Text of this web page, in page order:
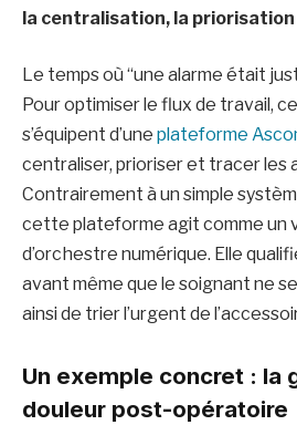
la centralisation, la
Le temps où “une alarme était
Pour optimiser le flux de travail,
s’équipent d’une plateforme
centraliser, prioriser et tracer les
Contrairement à un simple
cette plateforme agit comme un
d’orchestre numérique. Elle
avant même que le soignant ne
ainsi de trier l’urgent de
Un exemple concret : la
douleur post-opératoire